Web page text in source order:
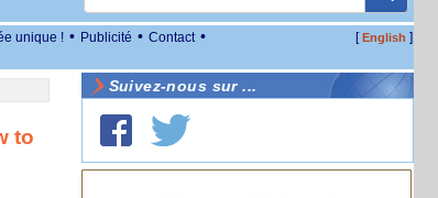
unique ! • Publicité • Contact • [English ]
to
Suivez-nous sur ...